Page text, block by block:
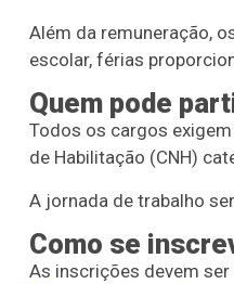
Além da remuneração,
escolar, férias
Quem pode
Todos os cargos exigem
de Habilitação (CNH)
A jornada de trabalho
Como se
As inscrições devem ser